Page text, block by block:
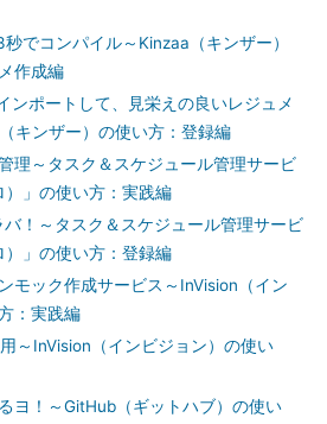
でコンパイル～Kinzaa（キンザー）
作成編
ンポートして、見栄えの良いレジュメ
キンザー）の使い方：登録編
理～タスク＆スケジュール管理サービ
）」の使い方：実践編
！～タスク＆スケジュール管理サービ
）」の使い方：登録編
モック作成サービス～InVision（イン
：実践編
～InVision（インビジョン）の使い
ヨ！～GitHub（ギットハブ）の使い